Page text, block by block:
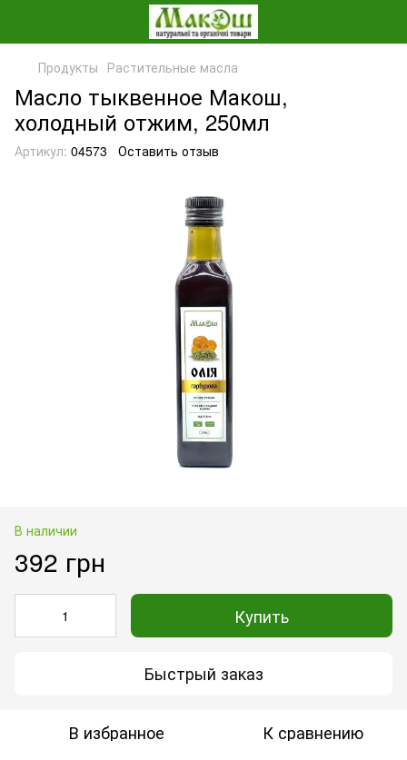
Продукты Растительные масла
Масло тыквенное Макош,
холодный отжим, 250мл
Артикул: 04573 Оставить отзыв
В наличии
392 грн
Купить
Быстрый заказ
В избранное К сравнению